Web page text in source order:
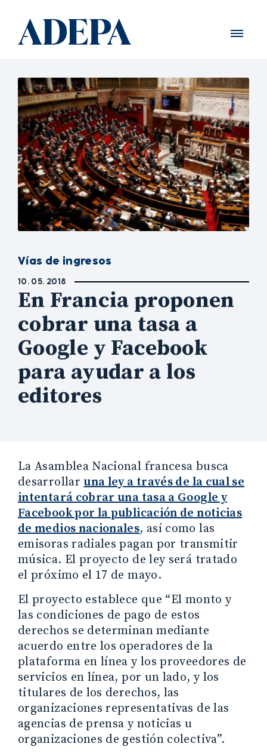
Vías de ingresos
10. 05. 2018
En Francia proponen
cobrar una tasa a
Google y Facebook
para ayudar a los
editores
La Asamblea Nacional francesa busca
desarrollaruna ley a través de la cual se
intentará cobrar una tasa a Google y
Facebook por la publicación de noticias
de medios nacionales, así como las
emisoras radiales pagan por transmitir
música. El proyecto de ley será tratado
el próximo el 17 de mayo.
El proyecto establece que “El monto y
las condiciones de pago de estos
derechos se determinan mediante
acuerdo entre los operadores de la
plataforma en línea y los proveedores de
servicios en línea, por un lado, y los
titulares de los derechos, las
organizaciones representativas de las
agencias de prensa y noticias u
organizaciones de gestión colectiva”.